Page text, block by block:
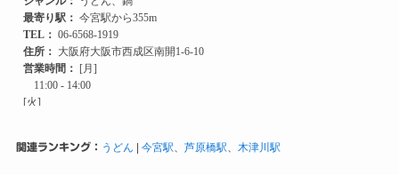
関連ランキング： うどん 今宮駅、 芦原橋駅、 木津川駅